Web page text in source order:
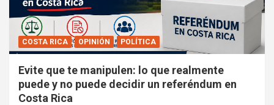
COSTA RICA OPINIÓN POLÍTICA
Evite que te manipulen: lo que realmente
puede y no puede decidir un referéndum en
Costa Rica